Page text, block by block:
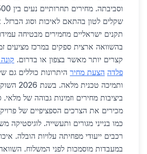
שקלים לטון בהתאם לאיכות וסוג הברזל.
תקנים ישראליים מחמירים מבטיחה
בהשוואה ארצית ספקים במרכז מציעים
קצרים יותר מאשר בצפון או בדרום.
פלדה הצעת מחיר היתרונות כוללים גם
ותמיכה
ביציבות מחירים וזמינות גבוהה של
מכירים את הצרכים הספציפיים של
כמו בנייני מגורים ותעשייה. לוגיסטיקה
רכבים ייעודי מפחיתה עלויות הובלה.
במעבדות מוסמכות לפני המשלוח.